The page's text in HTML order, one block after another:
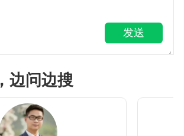
发送
边问边搜